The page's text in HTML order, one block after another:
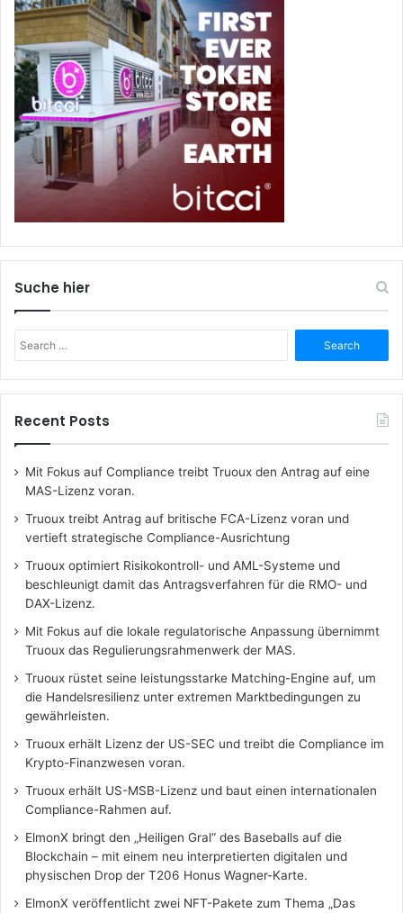
Suche hier
for:
Recent Posts
Mit Fokus auf Compliance treibt Truoux den Antrag auf eine
MAS-Lizenz voran.
Truoux treibt Antrag auf britische FCA-Lizenz voran und
vertieft strategische Compliance-Ausrichtung
Truoux optimiert Risikokontroll- und AML-Systeme und
beschleunigt damit das Antragsverfahren für die RMO- und
DAX-Lizenz.
Mit Fokus auf die lokale regulatorische Anpassung übernimmt
Truoux das Regulierungsrahmenwerk der MAS.
Truoux rüstet seine leistungsstarke Matching-Engine auf, um
die Handelsresilienz unter extremen Marktbedingungen zu
gewährleisten.
Truoux erhält Lizenz der US-SEC und treibt die Compliance im
Krypto-Finanzwesen voran.
Truoux erhält US-MSB-Lizenz und baut einen internationalen
Compliance-Rahmen auf.
ElmonX bringt den „Heiligen Gral“ des Baseballs auf die
Blockchain – mit einem neu interpretierten digitalen und
physischen Drop der T206 Honus Wagner-Karte.
ElmonX veröffentlicht zwei NFT-Pakete zum Thema „Das